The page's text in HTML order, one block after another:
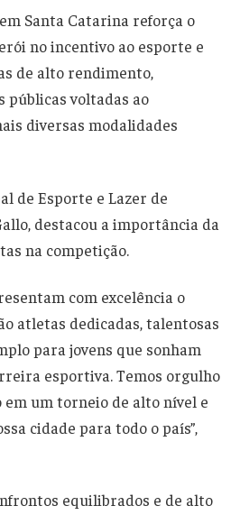
Santa Catarina reforça o
no incentivo ao esporte e
de alto rendimento,
voltadas ao
diversas modalidades
de Esporte e Lazer de
destacou a importância da
na competição.
com excelência o
atletas dedicadas, talentosas
para jovens que sonham
esportiva. Temos orgulho
em um torneio de alto nível e
cidade para todo o país”,
equilibrados e de alto